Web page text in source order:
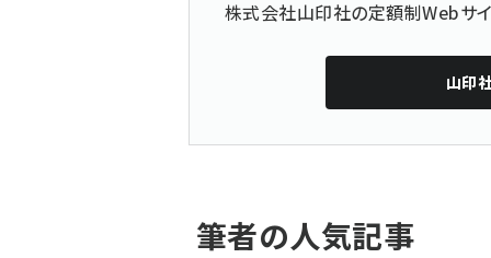
株式会社山印社の定額制Webサイ
山印
筆者の人気記事